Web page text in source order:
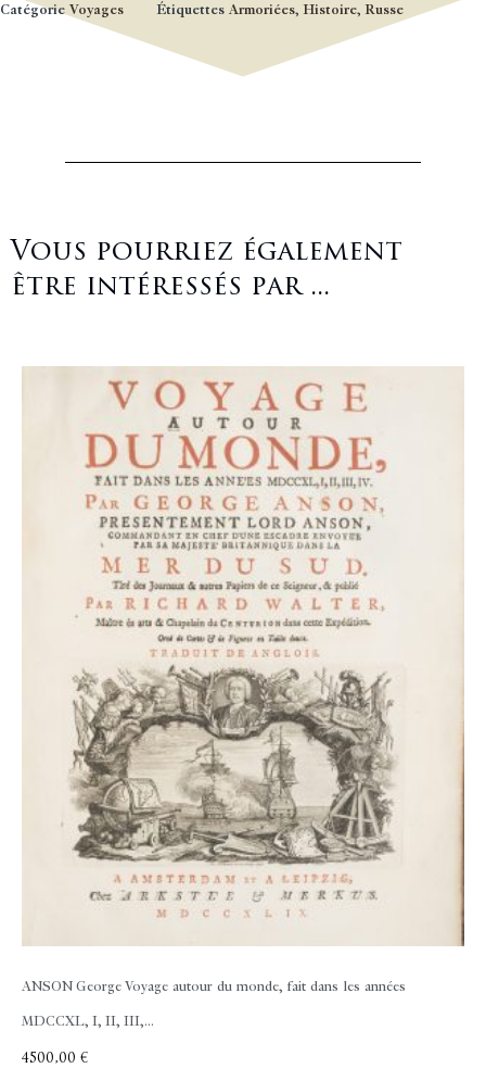
Catégorie Voyages Étiquettes Armoriées, Histoire, Russe
Vous pourriez également
être intéressés par ...
ANSON George Voyage autour du monde, fait dans les années
MDCCXL, I, II, III,...
4500,00 €